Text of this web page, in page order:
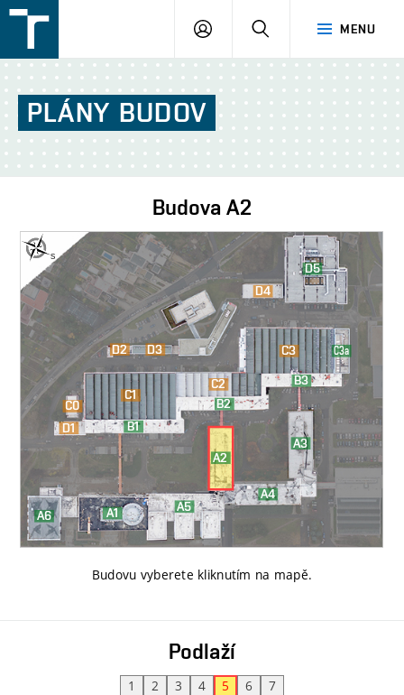
v
Brně
MENU
PŘIHLÁŠENÍ
PLÁNY BUDOV
Budova A2
Budovu vyberete kliknutím na mapě.
Podlaží
1 2 3 4 5 6 7